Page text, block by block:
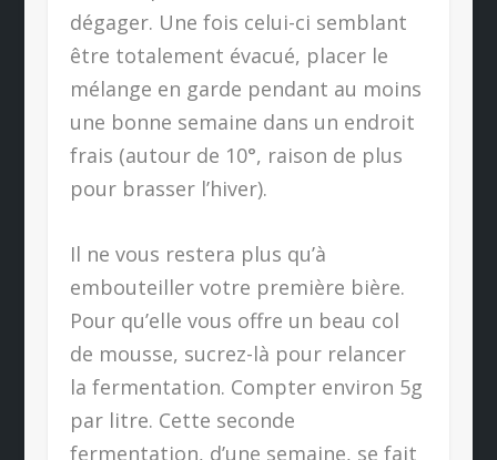
dégager. Une fois celui-ci semblant
être totalement évacué, placer le
mélange en garde pendant au moins
une bonne semaine dans un endroit
frais (autour de 10°, raison de plus
pour brasser l’hiver).
Il ne vous restera plus qu’à
embouteiller votre première bière.
Pour qu’elle vous offre un beau col
de mousse, sucrez-là pour relancer
la fermentation. Compter environ 5g
par litre. Cette seconde
fermentation, d’une semaine, se fait